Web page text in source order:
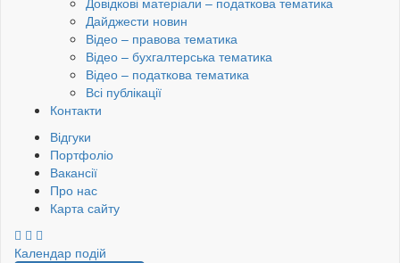
Дайджести новин
Відео – правова тематика
Відео – бухгалтерська тематика
Відео – податкова тематика
Всі публікації
Контакти
Відгуки
Портфоліо
Вакансії
Про нас
Карта сайту
Календар подій